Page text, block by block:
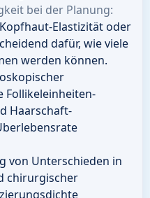
bei der Planung:
Elastizität oder
dafür, wie viele
werden können.
Follikeleinheiten-
Haarschaft-
von Unterschieden in
chirurgischer